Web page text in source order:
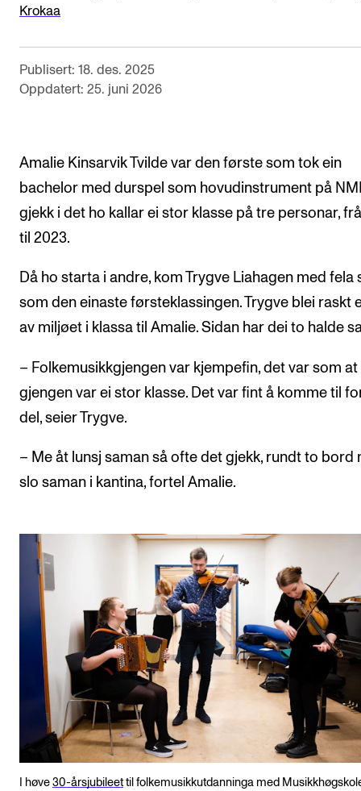
IN.TUNE
AKTUELT
Ledige stillinger
INFO
Kontakt oss
Finn ansatte
For ansatte og studenter
Krokaa
Publisert: 18. des. 2025
Oppdatert: 25. juni 2026
Amalie Kinsarvik Tvilde var den første som tok ein
bachelor med durspel som hovudinstrument på
gjekk i det ho kallar ei stor klasse på tre personar,
til 2023.
Då ho starta i andre, kom Trygve Liahagen med fela
som den einaste førsteklassingen. Trygve blei raskt
av miljøet i klassa til Amalie. Sidan har dei to halde
– Folkemusikkgjengen var kjempefin, det var som at
gjengen var ei stor klasse. Det var fint å komme til
del, seier Trygve.
– Me åt lunsj saman så ofte det gjekk, rundt to bord
slo saman i kantina, fortel Amalie.
I høve 30-årsjubileettil folkemusikkutdanninga med